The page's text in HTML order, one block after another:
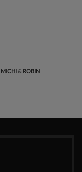
MICHI& ROBIN